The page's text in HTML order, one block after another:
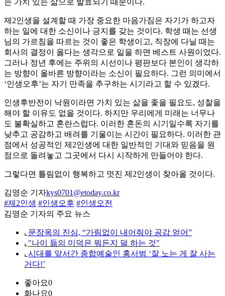
는 가치 있는 삶으로 발효되기 때문이다.
제2인생을 설계할 때 가장 중요한 마음가짐은 자기가 하고자
하는 일에 대한 소신이나 긍지를 갖는 것이다. 학생 때는 선생
님의 가르침을 따르는 것이 좋은 학생이고, 직장에 다닐 때는
회사의 결정이 옳다는 생각으로 일을 하면 베스트 사원이었다.
그러나 정년 후에는 주위의 시선이나 평판보다 본인이 생각하
는 방향이 올바른 방향이라는 소신이 필요하다. 그런 의미에서
‘인생오후’는 자기 만족을 추구하는 시기라고 할 수 있겠다.
인생후반전이 낙원이라면 가치 있는 삶을 좇을 필요도, 성찰을
해야 할 이유도 없을 것이다. 하지만 우리에게 미래는 너무나
도 불확실하고 혼란스럽다. 이러한 혼돈의 시기일수록 자기를
낮추고 공감하고 배려를 기울이는 시간이 필요하다. 이러한 관
점에서 성공적인 제2인생에 대한 일반적인 기대와 믿음을 원
점으로 돌려놓고 그곳에서 다시 시작하게 만들어야 한다.
그렇다면 틀림없이 행복하고 멋진 제2인생이 찾아올 것이다.
김영순 기자kys0701@etoday.co.kr
#제2인생 #인생오후 #인생오전
김영순 기자의 주요 뉴스
⌞ 문장옥의 진심, “가림없이 내어줘야 공감 얻어”
⌞ "나이 듦의 미덕은 뭐든지 덜 하는 것"
⌞ 시대를 앞서간 종합예술인 홍서범 ‘잘 노는 게 잘 사는
거다!’
좋아요0
화나요0